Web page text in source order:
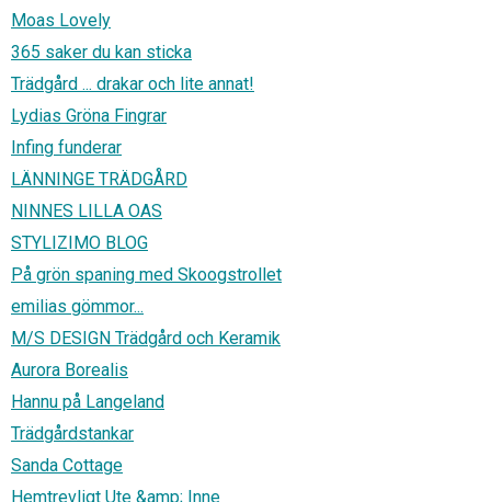
Moas Lovely
365 saker du kan sticka
Trädgård ... drakar och lite annat!
Lydias Gröna Fingrar
Infing funderar
LÄNNINGE TRÄDGÅRD
NINNES LILLA OAS
STYLIZIMO BLOG
På grön spaning med Skoogstrollet
emilias gömmor...
M/S DESIGN Trädgård och Keramik
Aurora Borealis
Hannu på Langeland
Trädgårdstankar
Sanda Cottage
Hemtrevligt Ute &amp; Inne